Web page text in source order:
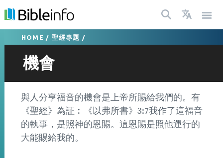
HOME / 聖經專題 /
機會
與人分亨福音的機會是上帝所賜給我們的。有
《聖經》為証︰《以弗所書》3:7我作了這福音
的執事，是照神的恩賜。這恩賜是照他運行的
大能賜給我的。